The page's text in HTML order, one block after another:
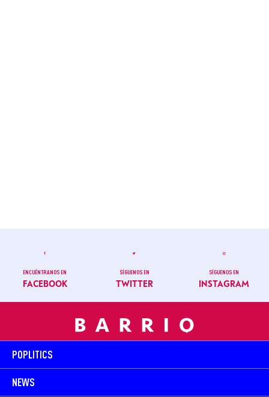
ENCUÉNTRANOS EN
FACEBOOK
SÍGUENOS EN
TWITTER
SÍGUENOS EN
INSTAGRAM
POPLITICS
NEWS